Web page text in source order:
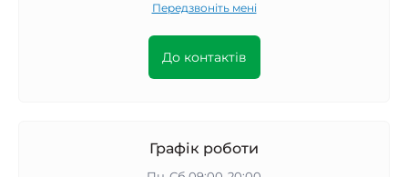
Передзвоніть мені
До контактів
Графік роботи